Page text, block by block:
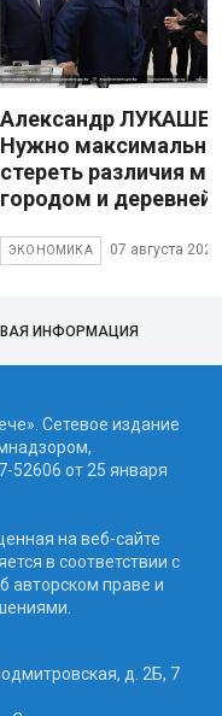
Александр
Нужно максимально
стереть различия
городом и деревней
ЭКОНОМИКА 07 августа 2026
ИНФОРМАЦИЯ
Сетевое издание
52606 от 25 января
на веб-сайте
в соответствии с
авторском праве и
д. 2Б, 7